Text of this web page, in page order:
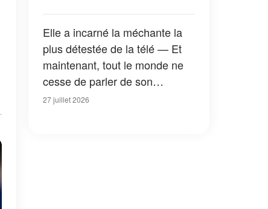
Elle a incarné la méchante la
plus détestée de la télé — Et
maintenant, tout le monde ne
cesse de parler de son
apparition dans la nouvelle
27 juillet 2026